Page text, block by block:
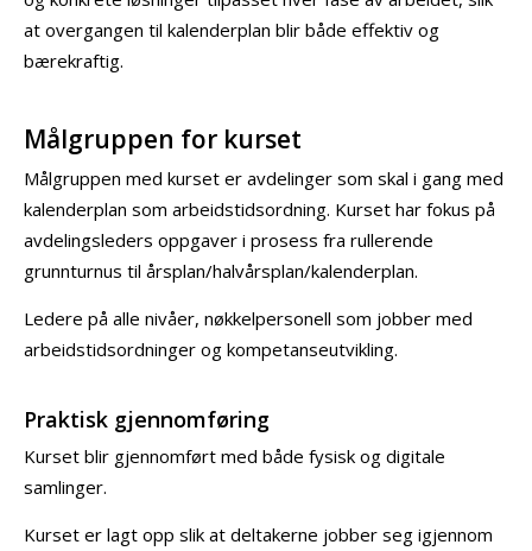
at overgangen til kalenderplan blir både effektiv og
bærekraftig.
Målgruppen for kurset
Målgruppen med kurset er avdelinger som skal i gang med
kalenderplan som arbeidstidsordning. Kurset har fokus på
avdelingsleders oppgaver i prosess fra rullerende
grunnturnus til årsplan/halvårsplan/kalenderplan.
Ledere på alle nivåer, nøkkelpersonell som jobber med
arbeidstidsordninger og kompetanseutvikling.
Praktisk gjennomføring
Kurset blir gjennomført med både fysisk og digitale
samlinger.
Kurset er lagt opp slik at deltakerne jobber seg igjennom